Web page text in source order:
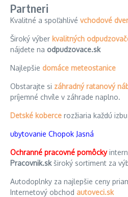
Partneri
Kvalitné a spoľahlivé vchodové
Široký výber kvalitných
nájdete na odpudzovace.sk
Najlepšie domáce meteostanice
Obstarajte si záhradný ratanový
príjemné chvíle v záhrade naplno.
Detské koberce rozžiaria každú
ubytovanie Chopok Jasná
Ochranné pracovné pomôcky
Pracovnik.skširoký sortiment za
Autodoplnky za najlepšie ceny
Internetový obchod autoveci.sk